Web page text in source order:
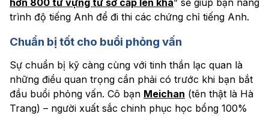
hơn 800 từ vựng từ sơ cấp lên khá” sẽ giúp bạn nâng
trình độ tiếng Anh để đi thi các chứng chỉ tiếng Anh.
Chuẩn bị tốt cho buổi phỏng vấn
Sự chuẩn bị kỹ càng cùng với tinh thần lạc quan là
những điều quan trọng cần phải có trước khi bạn bắt
đầu buổi phỏng vấn. Cô bạn Meichan (tên thật là Hà
Trang) – người xuất sắc chinh phục học bổng 100%